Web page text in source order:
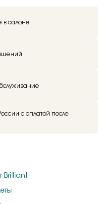
в салоне
с оплатой после
Brilliant